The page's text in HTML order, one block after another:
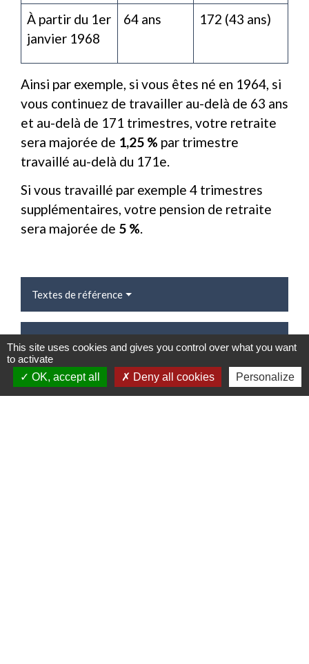
À partir du 1er
janvier 1968
64 ans 172 (43 ans)
Ainsi par exemple, si vous êtes né en 1964, si
vous continuez de travailler au-delà de 63 ans
et au-delà de 171 trimestres, votre retraite
sera majorée de 1,25 % par trimestre
travaillé au-delà du 171e.
Si vous travaillé par exemple 4 trimestres
supplémentaires, votre pension de retraite
sera majorée de 5 %.
Textes de référence
Info-retraiteopen_in_new
Groupement d'intérêt public "Union retraite"
This site uses cookies and gives you control over what you want
to activate
OK, accept all
Deny all cookies Personalize